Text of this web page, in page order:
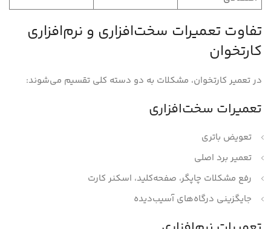
تفاوت تعمیرات سخت‌افزاری و نرم‌افزاری
کارتخوان
در تعمیر کارتخوان، مشکلات به دو دسته کلی تقسیم می‌شوند:
تعمیرات سخت‌افزاری
تعویض باتری
تعمیر برد اصلی
رفع مشکلات چاپگر، صفحه‌کلید، اسکنر کارت
جایگزینی درگاه‌های آسیب‌دیده